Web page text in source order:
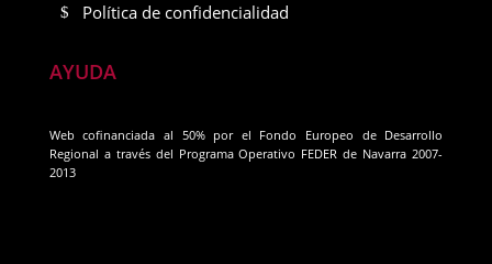
Política de confidencialidad
AYUDA
Web cofinanciada al 50% por el Fondo Europeo de Desarrollo
Regional a través del Programa Operativo FEDER de Navarra 2007-
2013